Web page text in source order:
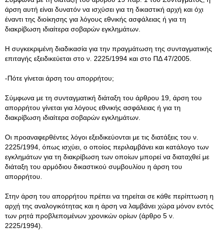
άρση αυτή είναι δυνατόν να ισχύσει για τη δικαστική αρχή και όχι
έναντι της διοίκησης για λόγους εθνικής ασφάλειας ή για τη
διακρίβωση ιδιαίτερα σοβαρών εγκλημάτων.
Η συγκεκριμένη διαδικασία για την πραγμάτωση της συνταγματικής
επιταγής εξειδικεύεται στο ν. 2225/1994 και στο ΠΔ 47/2005.
-Πότε γίνεται άρση του απορρήτου;
Σύμφωνα με τη συνταγματική διάταξη του άρθρου 19, άρση του
απορρήτου γίνεται για λόγους εθνικής ασφάλειας ή για τη
διακρίβωση ιδιαίτερα σοβαρών εγκλημάτων.
Οι προαναφερθέντες λόγοι εξειδικεύονται με τις διατάξεις του ν.
2225/1994, όπως ισχύει, ο οποίος περιλαμβάνει και κατάλογο των
εγκλημάτων για τη διακρίβωση των οποίων μπορεί να διαταχθεί με
διάταξη του αρμόδιου δικαστικού συμβουλίου η άρση του
απορρήτου.
Στην άρση του απορρήτου πρέπει να τηρείται σε κάθε περίπτωση η
αρχή της αναλογικότητας και η άρση να λαμβάνει χώρα μόνον εντός
των ρητά προβλεπομένων χρονικών ορίων (άρθρο 5 ν.
2225/1994).